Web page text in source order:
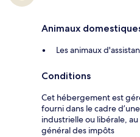
Animaux
Les animaux
Conditions
Cet hébergement est
fourni dans le cadre
industrielle ou libérale, au
général des impôts